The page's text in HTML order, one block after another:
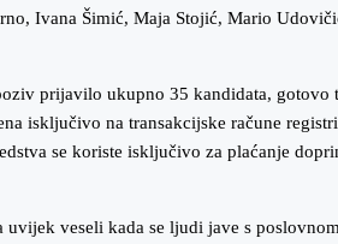
Ivana Šimić, Maja Stojić, Mario
prijavilo ukupno 35 kandidata, gotovo
isključivo na transakcijske račune
se koriste isključivo za plaćanje
veseli kada se ljudi jave s